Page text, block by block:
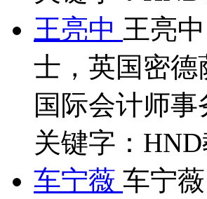
王亮中 王亮
士，英国密
国际会计师
关键字：
车宁薇 车宁